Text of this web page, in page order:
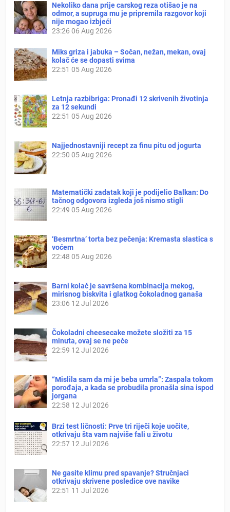
Nekoliko dana prije carskog reza otišao je na
odmor, a supruga mu je pripremila razgovor koji
nije mogao izbjeći
23:26 06 Aug 2026
Miks griza i jabuka – Sočan, nežan, mekan, ovaj
kolač će se dopasti svima
22:51 05 Aug 2026
Letnja razbibriga: Pronađi 12 skrivenih životinja
za 12 sekundi
22:51 05 Aug 2026
Najjednostavniji recept za finu pitu od jogurta
22:50 05 Aug 2026
Matematički zadatak koji je podijelio Balkan: Do
tačnog odgovora izgleda još nismo stigli
22:49 05 Aug 2026
‘Besmrtna’ torta bez pečenja: Kremasta slastica s
voćem
22:48 05 Aug 2026
Barni kolač je savršena kombinacija mekog,
mirisnog biskvita i glatkog čokoladnog ganaša
23:06 12 Jul 2026
Čokoladni cheesecake možete složiti za 15
minuta, ovaj se ne peče
22:59 12 Jul 2026
“Mislila sam da mi je beba umrla”: Zaspala tokom
porođaja, a kada se probudila pronašla sina ispod
jorgana
22:58 12 Jul 2026
Brzi test ličnosti: Prve tri riječi koje uočite,
otkrivaju šta vam najviše fali u životu
22:57 12 Jul 2026
Ne gasite klimu pred spavanje? Stručnjaci
otkrivaju skrivene posledice ove navike
22:51 11 Jul 2026